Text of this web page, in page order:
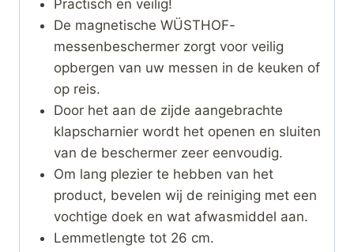
Practisch en veilig!
De magnetische WÜSTHOF-
messenbeschermer zorgt voor veilig
opbergen van uw messen in de keuken of
op reis.
Door het aan de zijde aangebrachte
klapscharnier wordt het openen en sluiten
van de beschermer zeer eenvoudig.
Om lang plezier te hebben van het
product, bevelen wij de reiniging met een
vochtige doek en wat afwasmiddel aan.
Lemmetlengte tot 26 cm.